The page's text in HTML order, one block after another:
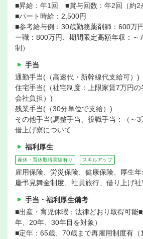
■昇給：年1回 ■賞与回数：年2回（約2
■パート時給：2,500円
■参考給与例：30歳勤務薬剤師：600万
ー職：800万円、期間限定高額年収：～
制）
手当
通勤手当(（高速代・新幹線代支給可）)
住宅手当(（社宅制度：上限家賃7万円
会社負担）)
残業手当(（30分単位で支給）)
その他手当(調整手当、役職手当：（～3
借上げ寮について
福利厚生
産休・育休取得実績有り スキルアップ
雇用保険、労災保険、健康保険、厚生
慶弔見舞金制度、社員旅行、借り上げ
手当・福利厚生備考
■出産・育児休暇：法律どおり取得可能
年、20年、30年目を対象）
■定年：65歳、70歳まで再雇用制度有（